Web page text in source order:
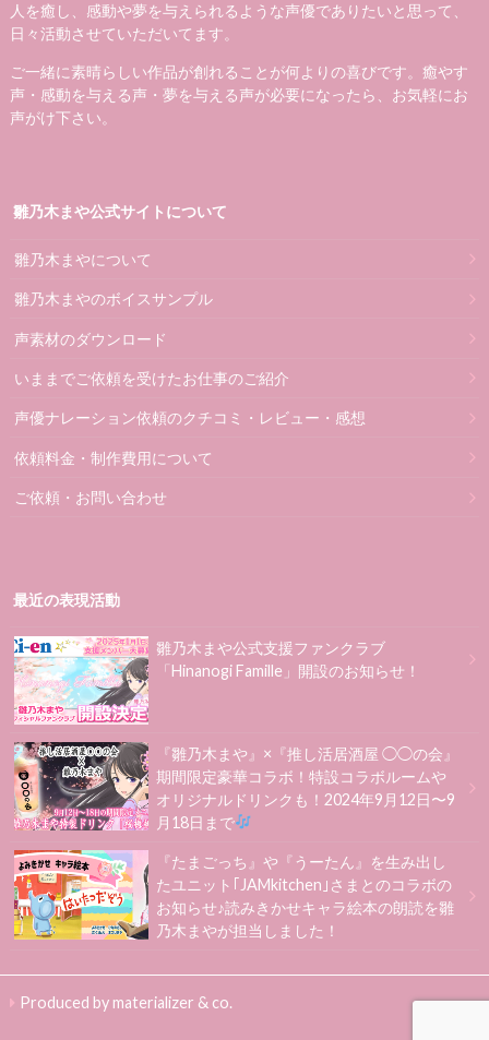
人を癒し、感動や夢を与えられるような声優でありたいと思って、
日々活動させていただいてます。
ご一緒に素晴らしい作品が創れることが何よりの喜びです。癒やす
声・感動を与える声・夢を与える声が必要になったら、お気軽にお
声がけ下さい。
雛乃木まや公式サイトについて
雛乃木まやについて
雛乃木まやのボイスサンプル
声素材のダウンロード
いままでご依頼を受けたお仕事のご紹介
声優ナレーション依頼のクチコミ・レビュー・感想
依頼料金・制作費用について
ご依頼・お問い合わせ
最近の表現活動
雛乃木まや公式支援ファンクラブ
「Hinanogi Famille」開設のお知らせ！
『雛乃木まや』×『推し活居酒屋 ◯◯の会』
期間限定豪華コラボ！特設コラボルームや
オリジナルドリンクも！2024年9月12日〜9
月18日まで
『たまごっち』や『うーたん』を生み出し
たユニット｢JAMkitchen｣さまとのコラボの
お知らせ♪読みきかせキャラ絵本の朗読を雛
乃木まやが担当しました！
Produced by materializer & co.